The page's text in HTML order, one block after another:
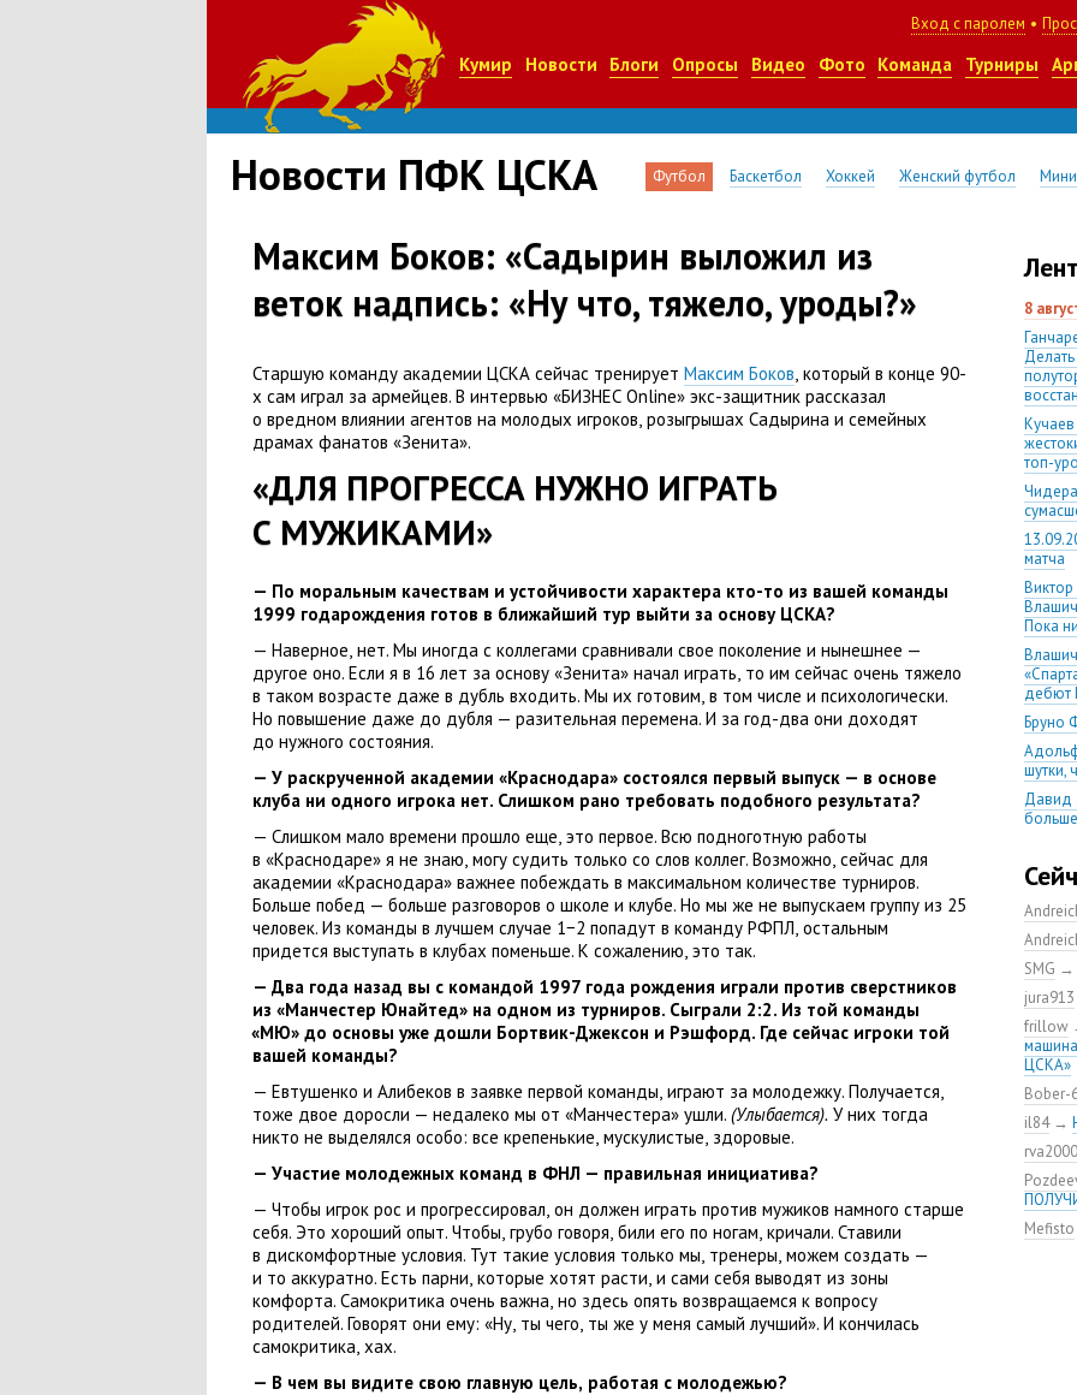
Вход с паролем •
Кумир Новости Блоги Опросы Видео Фото Команда Турниры
Новости ПФК ЦСКА Футбол Баскетбол Хоккей Женский футбол
Максим Боков: «Садырин выложил из
веток надпись: «Ну что, тяжело, уроды?»
Старшую команду академии ЦСКА сейчас тренирует Максим Боков, который в конце 90-
х сам играл за армейцев. В интервью «БИЗНЕС Online» экс-защитник рассказал
о вредном влиянии агентов на молодых игроков, розыгрышах Садырина и семейных
драмах фанатов «Зенита».
«ДЛЯ ПРОГРЕССА НУЖНО ИГРАТЬ
С МУЖИКАМИ»
— По моральным качествам и устойчивости характера кто-то из вашей команды
1999 годарождения готов в ближайший тур выйти за основу ЦСКА?
— Наверное, нет. Мы иногда с коллегами сравнивали свое поколение и нынешнее —
другое оно. Если я в 16 лет за основу «Зенита» начал играть, то им сейчас очень тяжело
в таком возрасте даже в дубль входить. Мы их готовим, в том числе и психологически.
Но повышение даже до дубля — разительная перемена. И за год-два они доходят
до нужного состояния.
— У раскрученной академии «Краснодара» состоялся первый выпуск — в основе
клуба ни одного игрока нет. Слишком рано требовать подобного результата?
— Слишком мало времени прошло еще, это первое. Всю подноготную работы
в «Краснодаре» я не знаю, могу судить только со слов коллег. Возможно, сейчас для
академии «Краснодара» важнее побеждать в максимальном количестве турниров.
Больше побед — больше разговоров о школе и клубе. Но мы же не выпускаем группу из 25
человек. Из команды в лучшем случае 1−2 попадут в команду РФПЛ, остальным
придется выступать в клубах поменьше. К сожалению, это так.
— Два года назад вы с командой 1997 года рождения играли против сверстников
из «Манчестер Юнайтед» на одном из турниров. Сыграли 2:2. Из той команды
«МЮ» до основы уже дошли Бортвик-Джексон и Рэшфорд. Где сейчас игроки той
вашей команды?
— Евтушенко и Алибеков в заявке первой команды, играют за молодежку. Получается,
тоже двое доросли — недалеко мы от «Манчестера» ушли. (Улыбается). У них тогда
никто не выделялся особо: все крепенькие, мускулистые, здоровые.
— Участие молодежных команд в ФНЛ — правильная инициатива?
— Чтобы игрок рос и прогрессировал, он должен играть против мужиков намного старше
себя. Это хороший опыт. Чтобы, грубо говоря, били его по ногам, кричали. Ставили
в дискомфортные условия. Тут такие условия только мы, тренеры, можем создать —
и то аккуратно. Есть парни, которые хотят расти, и сами себя выводят из зоны
комфорта. Самокритика очень важна, но здесь опять возвращаемся к вопросу
родителей. Говорят они ему: «Ну, ты чего, ты же у меня самый лучший». И кончилась
самокритика, хах.
— В чем вы видите свою главную цель, работая с молодежью?
8
топ-
матча
Пока
дебют
Бруно
шутки,
Давид
матча
на
но
мяча»
ЦСКА
нового
SMG →
jura913
frillow
ЦСКА»
Bober-
il84→
rva2000
Mefisto